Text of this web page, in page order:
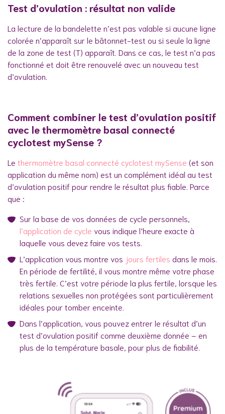
Test d’ovulation : résultat non valide
La lecture de la bandelette n’est pas valable si aucune ligne
colorée n’apparaît sur le bâtonnet-test ou si seule la ligne
de la zone de test (T) apparaît. Dans ce cas, le test n’a pas
fonctionné et doit être renouvelé avec un nouveau test
d’ovulation.
Comment combiner le test d’ovulation positif
avec le thermomètre basal connecté
cyclotest mySense ?
Le thermomètre basal connecté cyclotest mySense (et son
application du même nom) est un complément idéal au test
d’ovulation positif pour rendre le résultat plus fiable. Parce
que :
Sur la base de vos données de cycle personnels,
l’application de cycle vous indique l’heure exacte à
laquelle vous devez faire vos tests.
L’application vous montre vos jours fertiles dans le mois.
En période de fertilité, il vous montre même votre phase
très fertile. C’est votre période la plus fertile, lorsque les
relations sexuelles non protégées sont particulièrement
idéales pour tomber enceinte.
Dans l’application, vous pouvez entrer le résultat d’un
test d’ovulation positif comme deuxième donnée – en
plus de la température basale, pour plus de fiabilité.